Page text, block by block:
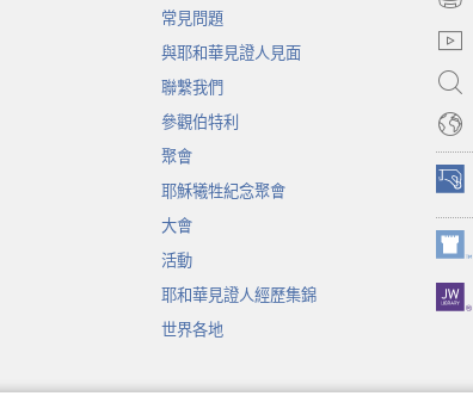
常見問題
與耶和華見證人見面
聯繫我們
參觀伯特利
聚會
耶穌犧牲紀念聚會
大會
活動
耶和華見證人經歷集錦
世界各地
（開
啟
新
視
窗）
（開
啟
新
視
窗）
（開
啟
新